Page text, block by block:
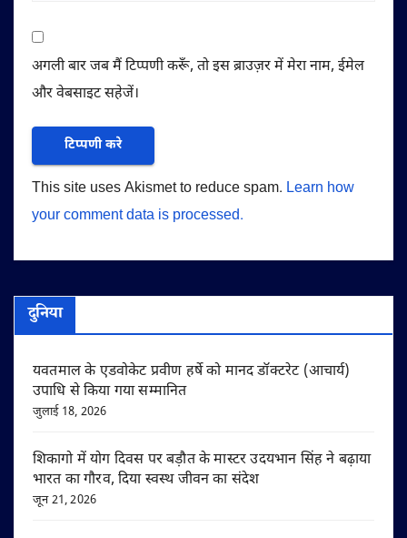
अगली बार जब मैं टिप्पणी करूँ, तो इस ब्राउज़र में मेरा नाम, ईमेल
और वेबसाइट सहेजें।
This site uses Akismet to reduce spam. Learn how
your comment data is processed.
दुनिया
यवतमाल के एडवोकेट प्रवीण हर्षे को मानद डॉक्टरेट (आचार्य)
उपाधि से किया गया सम्मानित
जुलाई 18, 2026
शिकागो में योग दिवस पर बड़ौत के मास्टर उदयभान सिंह ने बढ़ाया
भारत का गौरव, दिया स्वस्थ जीवन का संदेश
जून 21, 2026